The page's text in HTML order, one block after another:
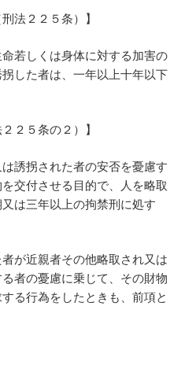
法２２５条）】
若しくは身体に対する加害の
した者は、一年以上十年以下
２５条の２）】
誘拐された者の安否を憂慮す
交付させる目的で、人を略取
は三年以上の拘禁刑に処す
が近親者その他略取され又は
者の憂慮に乗じて、その財物
る行為をしたときも、前項と